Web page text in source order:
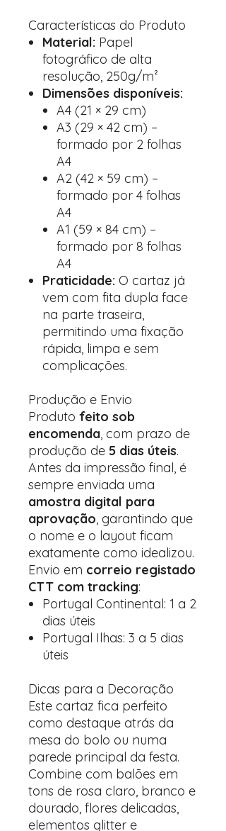
Características do Produto
Material: Papel
fotográfico de alta
resolução, 250g/m²
Dimensões disponíveis:
A4 (21 × 29 cm)
A3 (29 × 42 cm) –
formado por 2 folhas
A4
A2 (42 × 59 cm) –
formado por 4 folhas
A4
A1 (59 × 84 cm) –
formado por 8 folhas
A4
Praticidade: O cartaz já
vem com fita dupla face
na parte traseira,
permitindo uma fixação
rápida, limpa e sem
complicações.
Produção e Envio
Produto feito sob
encomenda, com prazo de
produção de 5 dias úteis.
Antes da impressão final, é
sempre enviada uma
amostra digital para
aprovação, garantindo que
o nome e o layout ficam
exatamente como idealizou.
Envio em correio registado
CTT com tracking:
Portugal Continental: 1 a 2
dias úteis
Portugal Ilhas: 3 a 5 dias
úteis
Dicas para a Decoração
Este cartaz fica perfeito
como destaque atrás da
mesa do bolo ou numa
parede principal da festa.
Combine com balões em
tons de rosa claro, branco e
dourado, flores delicadas,
elementos glitter e